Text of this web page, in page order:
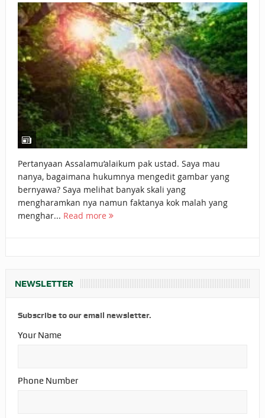
BAGAIMANA CARA MEMBAYAR ZAKAT UANG?
UANG HARAM BISA MENJADI HALAL JIKA SEBAB
KEPEMILIKANNYA BERUBAH
ISTIDLAL BATIL VS ISTIDLAL SYAR’I
BAHASA CINTA KARENA ALLAH
HUKUM MEMBAYAR ZAKAT DENGAN CARA MENGANGSUR
Pertanyaan Assalamu’alaikum pak ustad. Saya mau
nanya, bagaimana hukumnya mengedit gambar yang
bernyawa? Saya melihat banyak skali yang
mengharamkan nya namun faktanya kok malah yang
menghar... Read more
NEWSLETTER
Subscribe to our email newsletter.
Your Name
Phone Number